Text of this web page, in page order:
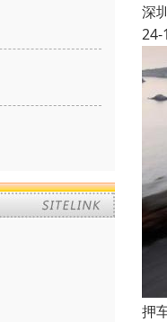
深
24-
押